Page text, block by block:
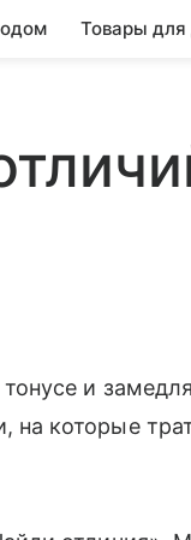
Товары
и
на которые